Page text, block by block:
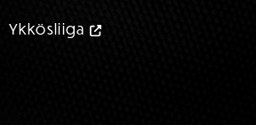
Ykkösliiga